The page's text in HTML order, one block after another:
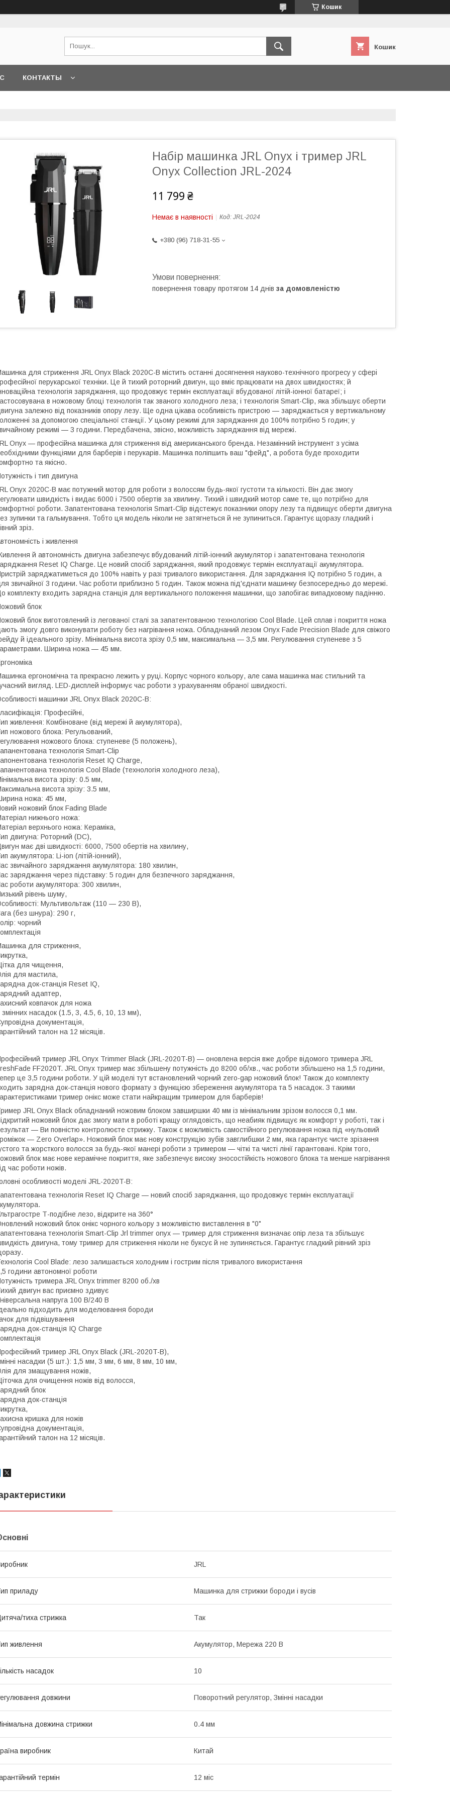
Кошик
Кошик
КОНТАКТЫ
Набір машинка JRL Onyx і тример JRL
Onyx Collection JRL-2024
11 799 ₴
Немає в наявності Код: JRL-2024
+380 (96) 718-31-55
повернення товару протягом 14 днів за домовленістю
для стриження JRL Onyx Black 2020C-B містить останні досягнення науково-технічного прогресу у сфері
перукарської техніки. Це й тихий роторний двигун, що вміє працювати на двох швидкостях; й
технологія заряджання, що продовжує термін експлуатації вбудованої літій-іонної батареї; і
в ножовому блоці технологія так званого холодного леза; і технологія Smart-Clip, яка збільшує оберти
залежно від показників опору лезу. Ще одна цікава особливість пристрою — заряджається у вертикальному
за допомогою спеціальної станції. У цьому режимі для заряджання до 100% потрібно 5 годин; у
режимі — 3 години. Передбачена, звісно, можливість заряджання від мережі.
Onyx — професійна машинка для стриження від американського бренда. Незамінний інструмент з усіма
функціями для барберів і перукарів. Машинка поліпшить ваш "фейд", а робота буде проходити
та якісно.
і тип двигуна
Onyx 2020C-B має потужний мотор для роботи з волоссям будь-якої густоти та кількості. Він дає змогу
швидкість і видає 6000 і 7500 обертів за хвилину. Тихий і швидкий мотор саме те, що потрібно для
роботи. Запатентована технологія Smart-Clip відстежує показники опору лезу та підвищує оберти двигуна
зупинки та гальмування. Тобто ця модель ніколи не затягнеться й не зупиниться. Гарантує щоразу гладкий і
зріз.
і живлення
й автономність двигуна забезпечує вбудований літій-іонний акумулятор і запатентована технологія
Reset IQ Charge. Це новий спосіб заряджання, який продовжує термін експлуатації акумулятора.
заряджатиметься до 100% навіть у разі тривалого використання. Для заряджання IQ потрібно 5 годин, а
звичайної 3 години. Час роботи приблизно 5 годин. Також можна під'єднати машинку безпосередньо до мережі.
комплекту входить зарядна станція для вертикального положення машинки, що запобігає випадковому падінню.
блок
блок виготовлений із легованої сталі за запатентованою технологією Cool Blade. Цей сплав і покриття ножа
змогу довго виконувати роботу без нагрівання ножа. Обладнаний лезом Onyx Fade Precision Blade для свіжого
й ідеального зрізу. Мінімальна висота зрізу 0,5 мм, максимальна — 3,5 мм. Регулювання ступеневе з 5
Ширина ножа — 45 мм.
ергономічна та прекрасно лежить у руці. Корпус чорного кольору, але сама машинка має стильний та
вигляд. LED-дисплей інформує час роботи з урахуванням обраної швидкості.
машинки JRL Onyx Black 2020C-B:
Професійні,
живлення: Комбіноване (від мережі й акумулятора),
ножового блока: Регульований,
ножового блока: ступеневе (5 положень),
технологія Smart-Clip
технологія Reset IQ Charge,
технологія Cool Blade (технологія холодного леза),
висота зрізу: 0.5 мм,
висота зрізу: 3.5 мм,
ножа: 45 мм,
ножовий блок Fading Blade
нижнього ножа:
верхнього ножа: Кераміка,
двигуна: Роторний (DC),
має дві швидкості: 6000, 7500 обертів на хвилину,
акумулятора: Li-ion (літій-іонний),
звичайного заряджання акумулятора: 180 хвилин,
заряджання через підставку: 5 годин для безпечного заряджання,
роботи акумулятора: 300 хвилин,
рівень шуму,
Мультивольтаж (110 — 230 В),
(без шнура): 290 г,
чорний
для стриження,
для чищення,
для мастила,
док-станція Reset IQ,
адаптер,
ковпачок для ножа
змінних насадок (1.5, 3, 4.5, 6, 10, 13 мм),
документація,
талон на 12 місяців.
тример JRL Onyx Trimmer Black (JRL-2020T-B) — оновлена версія вже добре відомого тримера JRL
FF2020T. JRL Onyx тример має збільшену потужність до 8200 об/хв., час роботи збільшено на 1,5 години,
це 3,5 години роботи. У цій моделі тут встановлений чорний zero-gap ножовий блок! Також до комплекту
зарядна док-станція нового формату з функцією збереження акумулятора та 5 насадок. З такими
тример онікс може стати найкращим тримером для барберів!
JRL Onyx Black обладнаний ножовим блоком завширшки 40 мм із мінімальним зрізом волосся 0,1 мм.
ножовий блок дає змогу мати в роботі кращу оглядовість, що неабияк підвищує як комфорт у роботі, так і
— Ви повністю контролюєте стрижку. Також є можливість самостійного регулювання ножа під «нульовий
— Zero Overlap». Ножовий блок має нову конструкцію зубів завглибшки 2 мм, яка гарантує чисте зрізання
та жорсткого волосся за будь-якої манері роботи з тримером — чіткі та чисті лінії гарантовані. Крім того,
блок має нове керамічне покриття, яке забезпечує високу зносостійкість ножового блока та менше нагрівання
час роботи ножів.
особливості моделі JRL-2020T-B:
технологія Reset IQ Charge — новий спосіб заряджання, що продовжує термін експлуатації
Т-подібне лезо, відкрите на 360°
ножовий блок онікс чорного кольору з можливістю виставлення в "0"
технологія Smart-Clip Jrl trimmer onyx — тример для стриження визначає опір леза та збільшує
двигуна, тому тример для стриження ніколи не буксує й не зупиняється. Гарантує гладкий рівний зріз
Cool Blade: лезо залишається холодним і гострим після тривалого використання
години автономної роботи
тримера JRL Onyx trimmer 8200 об./хв
двигун вас приємно здивує
напруга 100 В/240 В
підходить для моделювання бороди
для підвішування
док-станція IQ Charge
тример JRL Onyx Black (JRL-2020T-B),
насадки (5 шт.): 1,5 мм, 3 мм, 6 мм, 8 мм, 10 мм,
для змащування ножів,
для очищення ножів від волосся,
блок
док-станція
кришка для ножів
документація,
талон на 12 місяців.
JRL
приладу Машинка для стрижки бороди і вусів
тиха стрижка Так
живлення Акумулятор, Мережа 220 В
насадок 10
довжини Поворотний регулятор, Змінні насадки
довжина стрижки 0.4 мм
виробник Китай
термін 12 міс